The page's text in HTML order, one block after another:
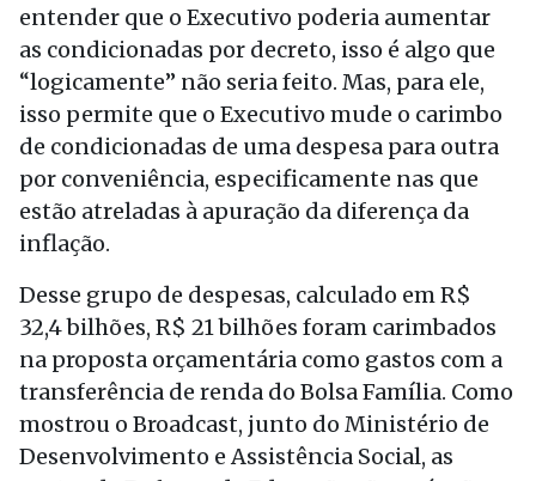
entender que o Executivo poderia aumentar
as condicionadas por decreto, isso é algo que
“logicamente” não seria feito. Mas, para ele,
isso permite que o Executivo mude o carimbo
de condicionadas de uma despesa para outra
por conveniência, especificamente nas que
estão atreladas à apuração da diferença da
inflação.
Desse grupo de despesas, calculado em R$
32,4 bilhões, R$ 21 bilhões foram carimbados
na proposta orçamentária como gastos com a
transferência de renda do Bolsa Família. Como
mostrou o Broadcast, junto do Ministério de
Desenvolvimento e Assistência Social, as